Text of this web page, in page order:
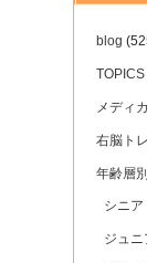
blog
TOPICS
メディ
右脳ト
年齢層
シニア
ジュニ